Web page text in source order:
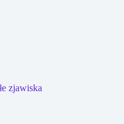
zjawiska